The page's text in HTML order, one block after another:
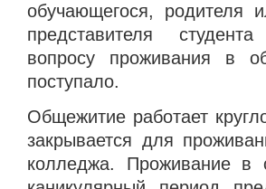
обучающегося, родителя
представителя
вопросу проживания в
поступало.
Общежитие работает
закрывается для
колледжа. Проживание в